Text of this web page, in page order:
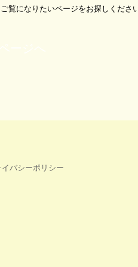
覧になりたいページをお探しくださ
イバシーポリシー